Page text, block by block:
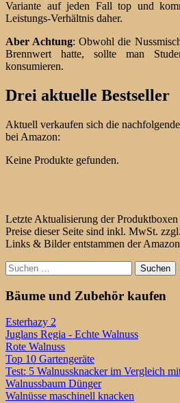
Variante auf jeden Fall top und
Leistungs-Verhältnis daher.
Aber Achtung: Obwohl die
Brennwert hatte, sollte man
konsumieren.
Drei aktuelle Bestseller
Aktuell verkaufen sich die
bei Amazon:
Keine Produkte gefunden.
Letzte Aktualisierung der
Preise dieser Seite sind inkl. MwSt.
Links & Bilder entstammen der
Suchen
nach:
Bäume und Zubehör kaufen
Esterhazy 2
Juglans Regia - Echte Walnuss
Rote Walnuss
Top 10 Gartengeräte
Test: 5 Walnussknacker im Vergleich
Walnussbaum Dünger
Walnüsse maschinell knacken